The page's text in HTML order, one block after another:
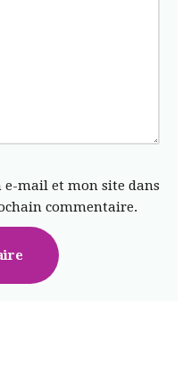
mail et mon site dans
commentaire.